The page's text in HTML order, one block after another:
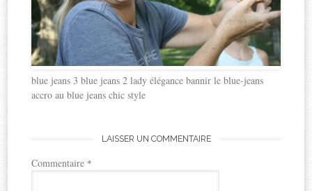
blue jeans 3 blue jeans 2 lady élégance bannir le blue-jeans
accro au blue jeans chic style
LAISSER UN COMMENTAIRE
Commentaire *